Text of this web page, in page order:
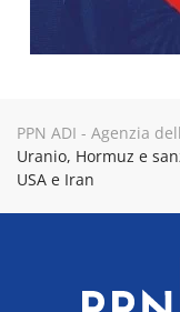
PPN ADI - Agenzia
Uranio, Hormuz e
USA e Iran